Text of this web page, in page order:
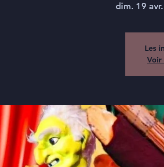
dim. 19 avr.
Les
Voir